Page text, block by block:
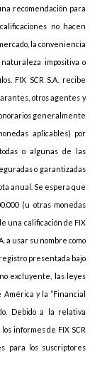
recomendación para
no hacen
la conveniencia
impositiva o
FIX SCR S.A. recibe
otros agentes y
generalmente
aplicables) por
o algunas de las
o garantizadas
anual. Se espera que
(u otras monedas
una calificación de FIX
a usar su nombre como
presentada bajo
excluyente, las leyes
América y la “Financial
Debido a la relativa
informes de FIX SCR
para los suscriptores